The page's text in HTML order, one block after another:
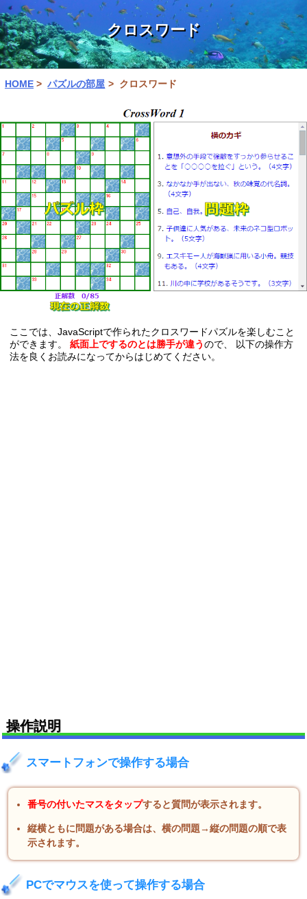
クロスワード
HOME パズルの部屋 クロスワード
ここでは、JavaScriptで作られたクロスワードパズルを楽しむこと
ができます。 紙面上でするのとは勝手が違うので、 以下の操作方
法を良くお読みになってからはじめてください。
操作説明
スマートフォンで操作する場合
番号の付いたマスをタップすると質問が表示されます。
縦横ともに問題がある場合は、横の問題→縦の問題の順で表
示されます。
PCでマウスを使って操作する場合